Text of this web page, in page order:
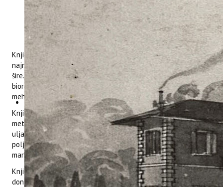
zavoda za poljoprivredu i prehranu.
Knjiga sadrži poglavlja koja obrađuju značajne rezultate
najnovijih istraživanja vinove loze i maslina s Mediterana i
šire. Doprinos znanstvenog štiva očituje se kroz pregled
bioraznolikosti ovih vrsta, kao i kroz pogled u molekularne
mehanizame koji su odgovorni za prikazana svojstva.
Knjiga je zanimljiva istraživačima koje zanimaju molekularne
metode, proizvođačima grožđa i vina te maslina i maslinovog
ulja koji žele saznati nešto više o proizvodima od interesa,
poljoprivrednim stručnjacima, educiranim potrošačima i
marketinškim poljoprivrednim profesionalcima.
Knjiga sadrži 12 poglavlja i može se slobodno koristiti sa
donjeg linka.